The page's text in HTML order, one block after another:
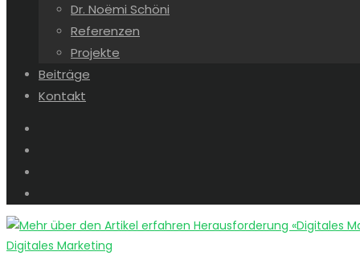
Dr. Noëmi Schöni
Referenzen
Projekte
Beiträge
Kontakt
Digitales Marketing